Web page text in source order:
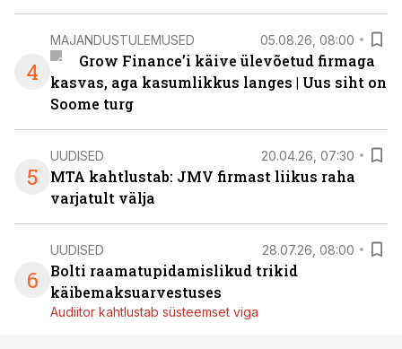
4
MAJANDUSTULEMUSED 05.08.26, 08:00
Grow Finance’i käive ülevõetud firmaga
kasvas, aga kasumlikkus langes | Uus siht on
Soome turg
5
UUDISED 20.04.26, 07:30
MTA kahtlustab: JMV firmast liikus raha
varjatult välja
6
UUDISED 28.07.26, 08:00
Bolti raamatupidamislikud trikid
käibemaksuarvestuses
Audiitor kahtlustab süsteemset viga